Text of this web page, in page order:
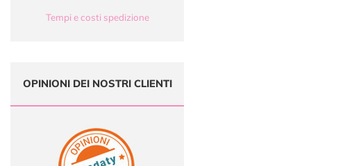
Tempi e costi spedizione
OPINIONI DEI NOSTRI CLIENTI